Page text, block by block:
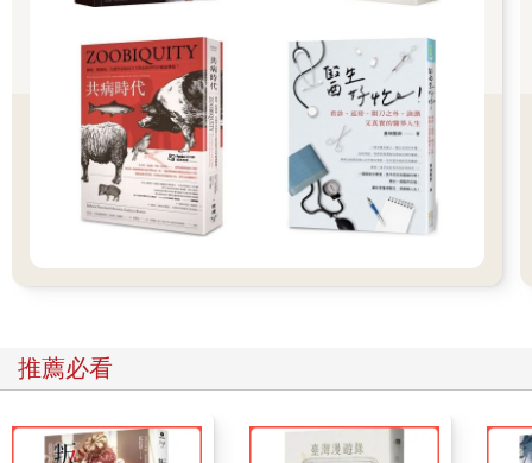
在各自的地區與王室有關聯，甚至有著神聖的地位。而其他物種
國家的驕傲。
有一些鳥類被選入本書是因為另一項比較令人擔憂的因素：牠們
的稀有性。對於本書選出的80 種鳥類中的每一種，我都加上了國
際自然保護聯盟（IUCN）所評估的保育狀態，從無危（LC）到
極危（CR）。許多鳥是如此接近滅絕邊緣以至於因此聞名，例如
泰國八色鶇和鴞鸚鵡，凸顯了人類對全球鳥類災難性的影響。在
過去的500 年間，我們已經將至少150 種鳥類推向滅絕，而如今
有八分之一的鳥類處於瀕危狀態，原因涵蓋了從迫害到貿易等各
種原因。最重要的是，鳥類一直遭受我們持續破壞牠們的自然棲
息地，不論是森林砍伐、農業開發、都市化、汙染、外來入侵
關注度代表著至少有行動的意願。正如鄉村裡備受喜愛的物種的
消失，或海灘上全身沾滿油污的海鳥觸動許多人的心；鳥類引人
注目的特性意味著人們很難忽視牠們的困境。這也代表鳥類常常
是更大規模危機來臨前的第一個警告。舉例來說，在1960 年代，
推薦必看